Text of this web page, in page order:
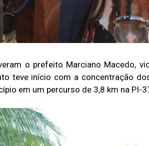
o prefeito Marciano Macedo,
teve início com a concentração
em um percurso de 3,8 km na PI-